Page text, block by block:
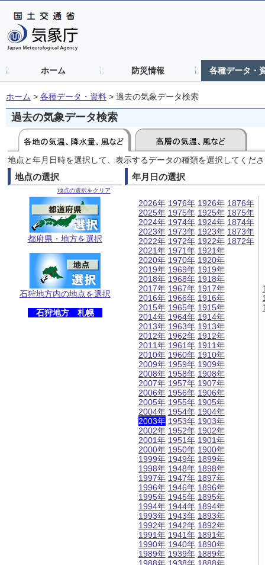
ホーム 防災情報 各種データ・
ホーム > 各種データ・資料 > 過去の気象データ検索
過去の気象データ検索
地点と年月日時を選択して、表示するデータの種類を選択してくだ
地点の選択
地点の選択をクリア
都府県・地方を選択
石狩地方内の地点を選択
石狩地方 札幌
年月日の選択
2026年
2025年
2024年
2023年
2022年
2021年
2020年
2019年
2018年
2017年
2016年
2015年
2014年
2013年
2012年
2011年
2010年
2009年
2008年
2007年
2006年
2005年
2004年
2003年
2002年
2001年
2000年
1999年
1998年
1997年
1996年
1995年
1994年
1993年
1992年
1991年
1990年
1989年
1976年
1975年
1974年
1973年
1972年
1971年
1970年
1969年
1968年
1967年
1966年
1965年
1964年
1963年
1962年
1961年
1960年
1959年
1958年
1957年
1956年
1955年
1954年
1953年
1952年
1951年
1950年
1949年
1948年
1947年
1946年
1945年
1944年
1943年
1942年
1941年
1940年
1939年
1926年
1925年
1924年
1923年
1922年
1921年
1920年
1919年
1918年
1917年
1916年
1915年
1914年
1913年
1912年
1911年
1910年
1909年
1908年
1907年
1906年
1905年
1904年
1903年
1902年
1901年
1900年
1899年
1898年
1897年
1896年
1895年
1894年
1893年
1892年
1891年
1890年
1889年
1876年
1875年
1874年
1873年
1872年